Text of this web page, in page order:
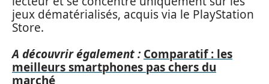
jeux dématérialisés, acquis via le PlayStation
Store.
A découvrir également : Comparatif : les
meilleurs smartphones pas chers du
marché